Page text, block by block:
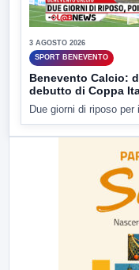
3 AGOSTO 2026
SPORT BENEVENTO
Benevento Calcio:
debutto di Coppa
Due giorni di riposo per